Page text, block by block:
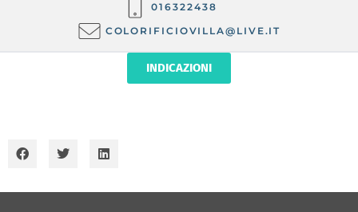
016322438
COLORIFICIOVILLA@LIVE.IT
INDICAZIONI